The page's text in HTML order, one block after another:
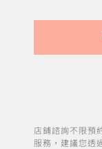
店鋪諮詢不限預
服務，建議您透